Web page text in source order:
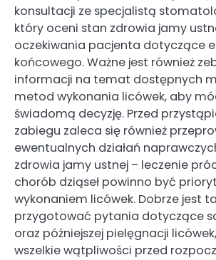
konsultacji ze specjalistą
który oceni stan zdrowia jamy
oczekiwania pacjenta dotyczące
końcowego. Ważne jest również
informacji na temat dostępnych
metod wykonania licówek, aby
świadomą decyzję. Przed
zabiegu zaleca się również
ewentualnych działań
zdrowia jamy ustnej – leczenie
chorób dziąseł powinno być
wykonaniem licówek. Dobrze jest
przygotować pytania dotyczące
oraz późniejszej pielęgnacji
wszelkie wątpliwości przed